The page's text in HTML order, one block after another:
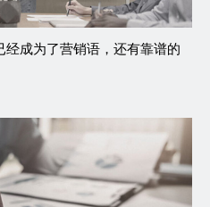
经成为了营销语，还有靠谱的